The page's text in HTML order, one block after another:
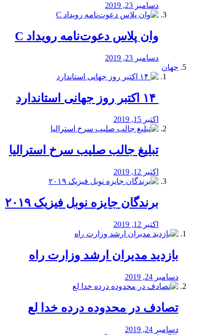
دسامبر 23, 2019
وان پلاس دعوت‌نامه رویداد C
دسامبر 23, 2019
جهان
اکتبر 15, 2019
تبلیغ جالب صلیب سرخ استرالیا
اکتبر 12, 2019
برندگان جایزه نوبل فیزیک ۲۰۱۹
اکتبر 12, 2019
بازدید مدیران ارشد وزارت راه
دسامبر 24, 2019
تصادف در محدوده درده خدا لع
دسامبر 24, 2019